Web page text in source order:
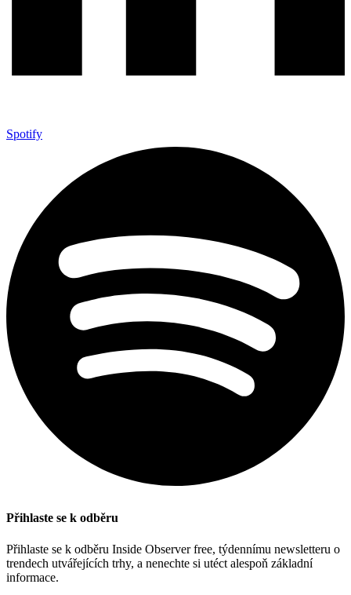
Spotify
Přihlaste se k odběru
Přihlaste se k odběru Inside Observer free, týdennímu newsletteru o
trendech utvářejících trhy, a nenechte si utéct alespoň základní
informace.